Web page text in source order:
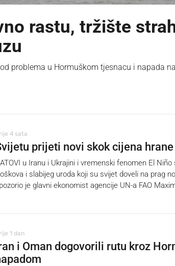
rastu, tržište
problema u Hormuškom tjesnacu i napada
4 sata
prijeti novi skok cijena hrane
u Iranu i Ukrajini i vremenski fenomen El
i slabijeg uroda koji su svijet doveli na prag
je glavni ekonomist agencije UN-a FAO
1 dan
i Oman dogovorili rutu kroz